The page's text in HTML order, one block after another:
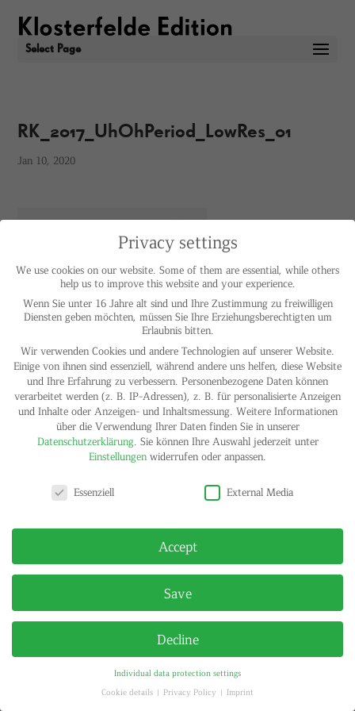
Select Page
RK_2017_UhOhPeriod_LowRes_01
Jan 10, 2020
IMPRINT
PRIVACY POLICY
© HELGA MARIA KLOSTERFELDE | ALL RIGHTS RESERVED
Privacy settings
We use cookies on our website. Some of them are essential, while others
help us to improve this website and your experience.
Wenn Sie unter 16 Jahre alt sind und Ihre Zustimmung zu freiwilligen
Diensten geben möchten, müssen Sie Ihre Erziehungsberechtigten um
Erlaubnis bitten.
Wir verwenden Cookies und andere Technologien auf unserer Website.
Einige von ihnen sind essenziell, während andere uns helfen, diese Website
und Ihre Erfahrung zu verbessern. Personenbezogene Daten können
verarbeitet werden (z. B. IP-Adressen), z. B. für personalisierte Anzeigen
und Inhalte oder Anzeigen- und Inhaltsmessung. Weitere Informationen
über die Verwendung Ihrer Daten finden Sie in unserer
Datenschutzerklärung. Sie können Ihre Auswahl jederzeit unter
Einstellungen widerrufen oder anpassen.
Essenziell
External Media
Accept
Save
Decline
Individual data protection settings
Cookie details
Privacy Policy Imprint